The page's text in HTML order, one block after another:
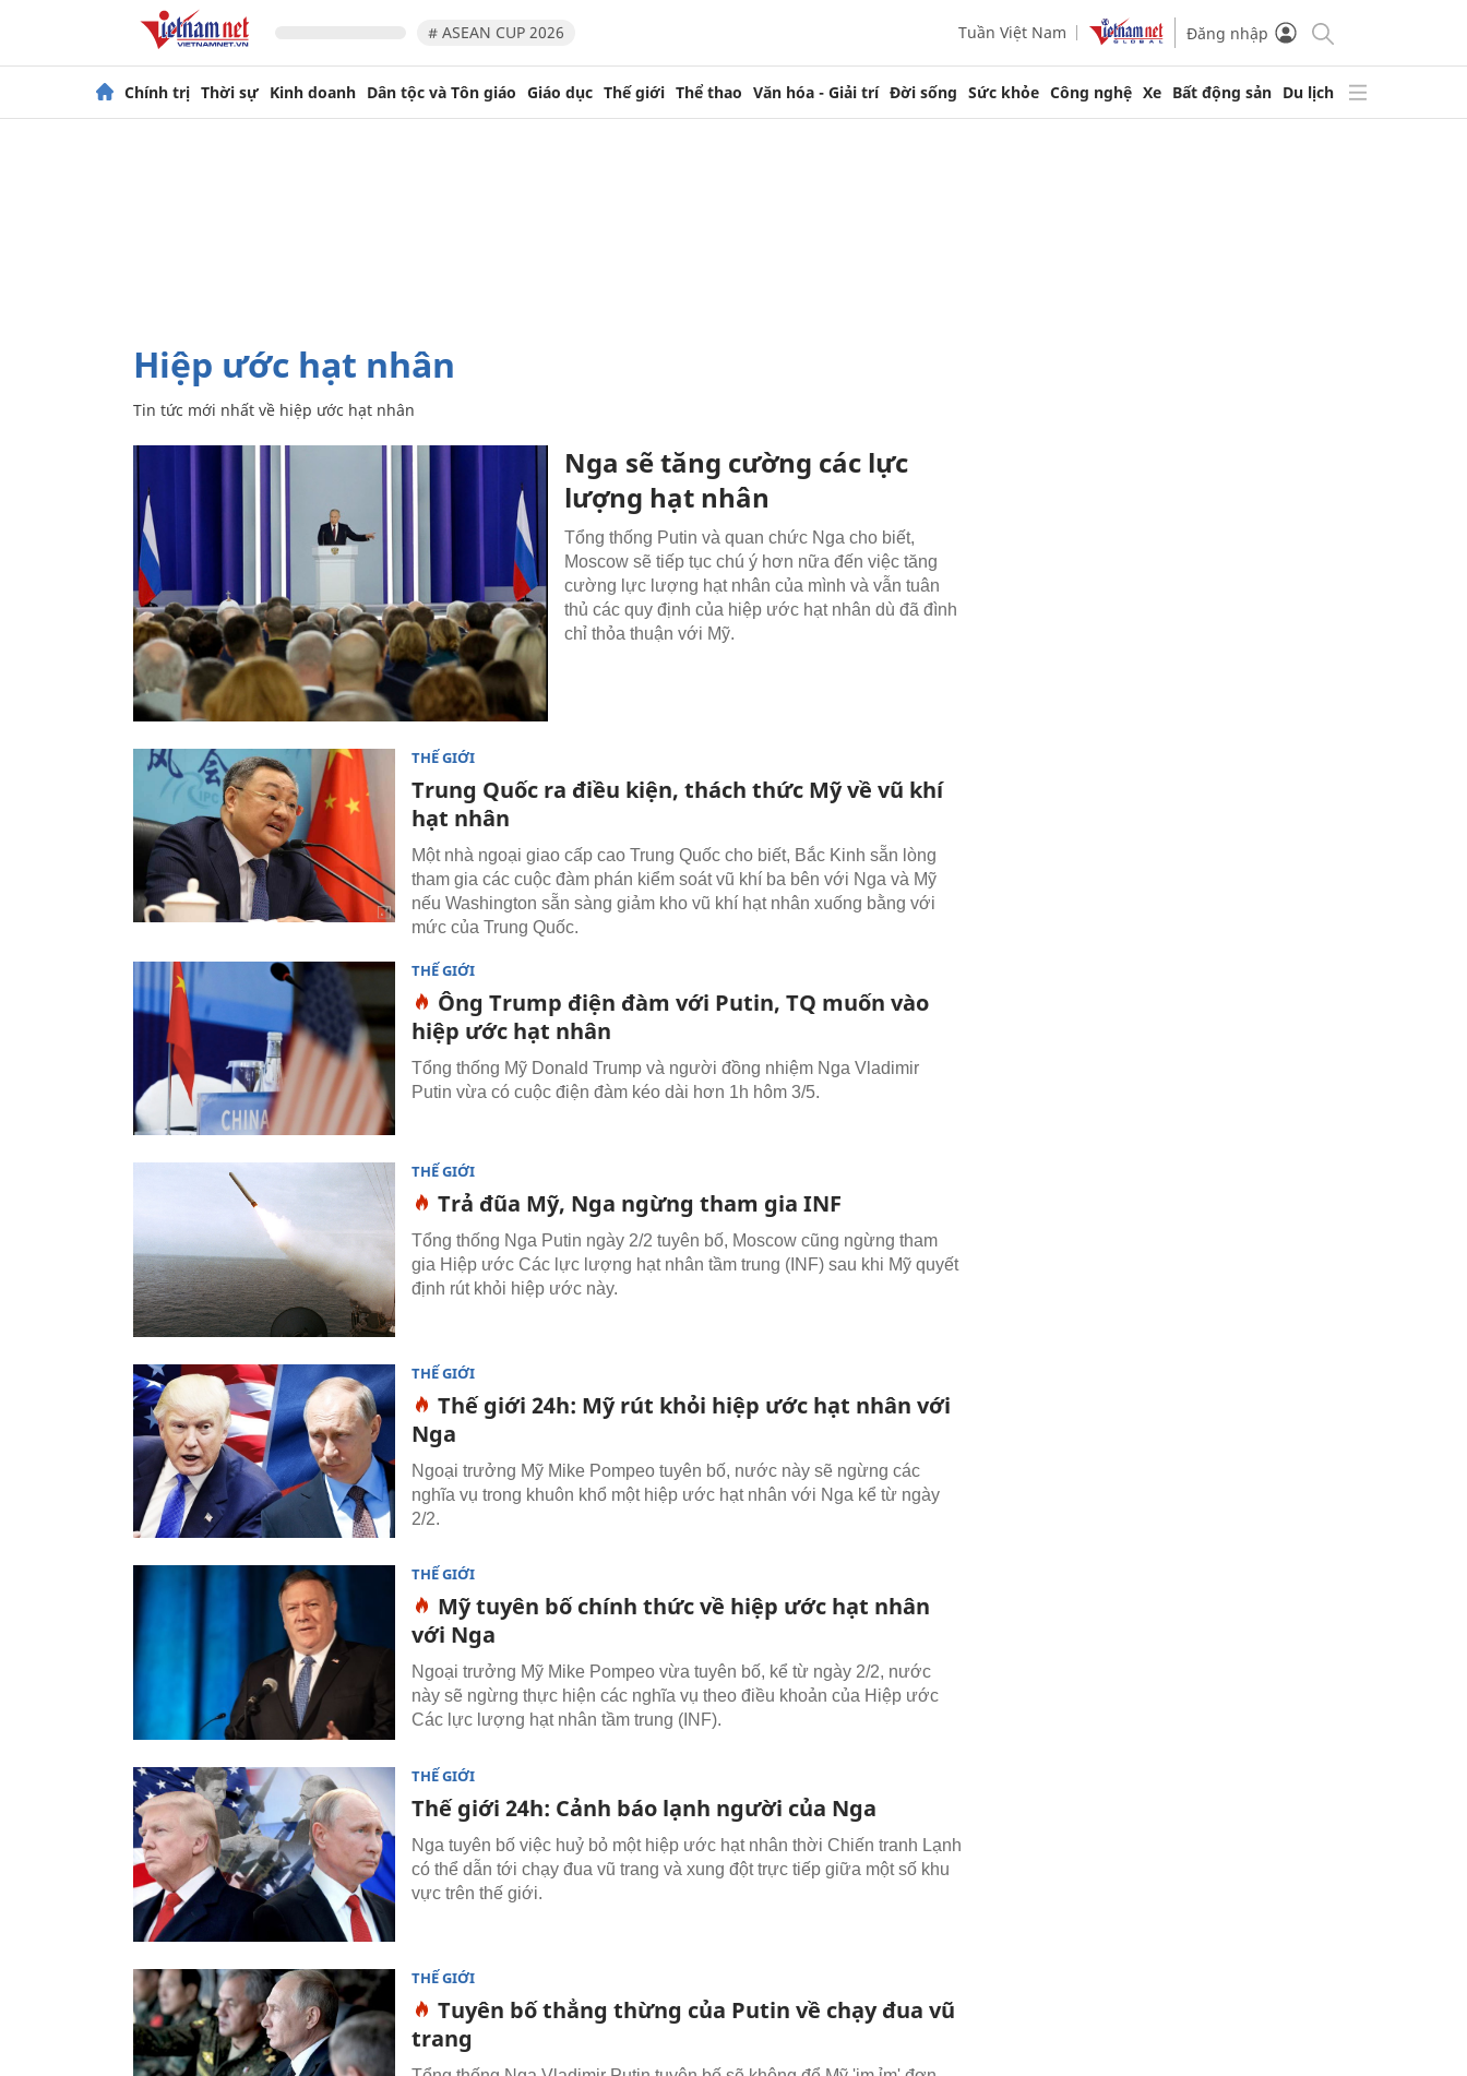
# ASEAN CUP 2026 Tuần Việt Nam Đăng nhập
Chính trị Thời sự Kinh doanh Dân tộc và Tôn giáo Giáo dục Thế giới Thể thao Văn hóa - Giải trí Đời sống Sức khỏe Công nghệ Xe Bất động sản Du lịch
hiệp ước hạt nhân
Tin tức mới nhất về hiệp ước hạt nhân
Nga sẽ tăng cường các lực
lượng hạt nhân
Tổng thống Putin và quan chức Nga cho biết,
Moscow sẽ tiếp tục chú ý hơn nữa đến việc tăng
cường lực lượng hạt nhân của mình và vẫn tuân
thủ các quy định của hiệp ước hạt nhân dù đã đình
chỉ thỏa thuận với Mỹ.
THẾ GIỚI
Trung Quốc ra điều kiện, thách thức Mỹ về vũ khí
hạt nhân
Một nhà ngoại giao cấp cao Trung Quốc cho biết, Bắc Kinh sẵn lòng
tham gia các cuộc đàm phán kiểm soát vũ khí ba bên với Nga và Mỹ
nếu Washington sẵn sàng giảm kho vũ khí hạt nhân xuống bằng với
mức của Trung Quốc.
THẾ GIỚI
Ông Trump điện đàm với Putin, TQ muốn vào
hiệp ước hạt nhân
Tổng thống Mỹ Donald Trump và người đồng nhiệm Nga Vladimir
Putin vừa có cuộc điện đàm kéo dài hơn 1h hôm 3/5.
THẾ GIỚI
Trả đũa Mỹ, Nga ngừng tham gia INF
Tổng thống Nga Putin ngày 2/2 tuyên bố, Moscow cũng ngừng tham
gia Hiệp ước Các lực lượng hạt nhân tầm trung (INF) sau khi Mỹ quyết
định rút khỏi hiệp ước này.
THẾ GIỚI
Thế giới 24h: Mỹ rút khỏi hiệp ước hạt nhân với
Nga
Ngoại trưởng Mỹ Mike Pompeo tuyên bố, nước này sẽ ngừng các
nghĩa vụ trong khuôn khổ một hiệp ước hạt nhân với Nga kể từ ngày
2/2.
THẾ GIỚI
Mỹ tuyên bố chính thức về hiệp ước hạt nhân
với Nga
Ngoại trưởng Mỹ Mike Pompeo vừa tuyên bố, kể từ ngày 2/2, nước
này sẽ ngừng thực hiện các nghĩa vụ theo điều khoản của Hiệp ước
Các lực lượng hạt nhân tầm trung (INF).
THẾ GIỚI
Thế giới 24h: Cảnh báo lạnh người của Nga
Nga tuyên bố việc huỷ bỏ một hiệp ước hạt nhân thời Chiến tranh Lạnh
có thể dẫn tới chạy đua vũ trang và xung đột trực tiếp giữa một số khu
vực trên thế giới.
THẾ GIỚI
Tuyên bố thẳng thừng của Putin về chạy đua vũ
trang